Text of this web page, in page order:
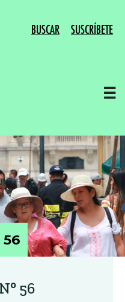
BUSCAR SUSCRÍBETE
☰
56